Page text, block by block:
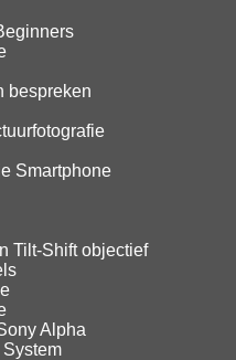
bespreken
Smartphone
Tilt-Shift objectief
Alpha